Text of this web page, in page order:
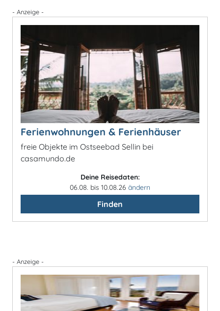
- Anzeige -
Ferienwohnungen & Ferienhäuser
freie Objekte im Ostseebad Sellin bei
casamundo.de
Deine Reisedaten:
06.08. bis 10.08.26 ändern
Finden
- Anzeige -